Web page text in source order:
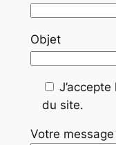
Objet
du site.
Votre message